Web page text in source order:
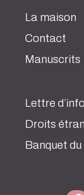
La maison
Contact
Manuscrits
Lettre
Droits
Banquet du